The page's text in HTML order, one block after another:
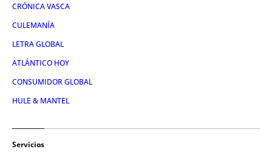
CRÓNICA VASCA
CULEMANÍA
LETRA GLOBAL
ATLÁNTICO HOY
CONSUMIDOR GLOBAL
HULE & MANTEL
Servicios